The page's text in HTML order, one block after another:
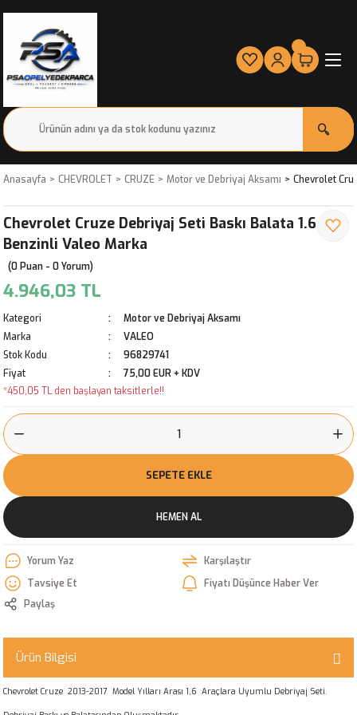
Anasayfa CHEVROLET CRUZE Motor ve Debriyaj Aksamı Chevrolet
Chevrolet Cruze Debriyaj Seti Baskı Balata 1.6
Benzinli Valeo Marka
(0 Puan - 0 Yorum)
4.946,03 TL
Kategori
Motor ve Debriyaj Aksamı
Marka
VALEO
Stok Kodu
96829741
Fiyat
75,00 EUR + KDV
*450,05 TL den başlayan taksitlerle!!
SEPETE EKLE
HEMEN AL
Yorum Yaz
Karşılaştır
Tavsiye Et
Fiyatı Düşünce Haber Ver
Paylaş
Ürün Bilgisi
Chevrolet Cruze 2013-2017 Model Yılları Arası 1,6 Araçlara Uyumlu Debriyaj Seti.